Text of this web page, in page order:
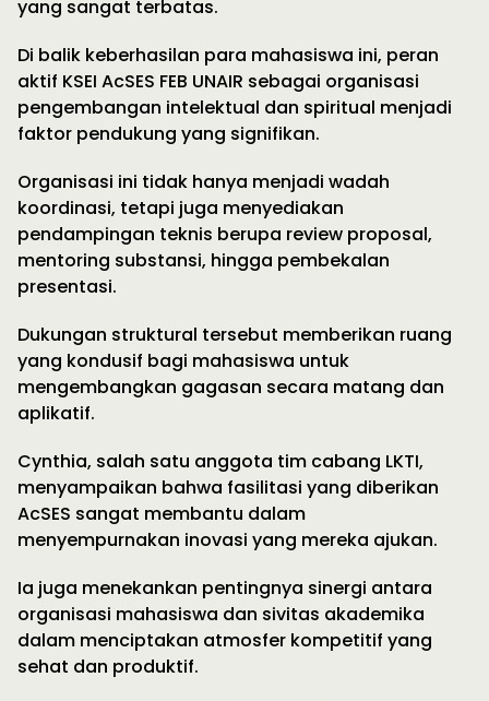
yang sangat terbatas.
Di balik keberhasilan para mahasiswa ini, peran
aktif KSEI AcSES FEB UNAIR sebagai organisasi
pengembangan intelektual dan spiritual menjadi
faktor pendukung yang signifikan.
Organisasi ini tidak hanya menjadi wadah
koordinasi, tetapi juga menyediakan
pendampingan teknis berupa review proposal,
mentoring substansi, hingga pembekalan
presentasi.
Dukungan struktural tersebut memberikan ruang
yang kondusif bagi mahasiswa untuk
mengembangkan gagasan secara matang dan
aplikatif.
Cynthia, salah satu anggota tim cabang LKTI,
menyampaikan bahwa fasilitasi yang diberikan
AcSES sangat membantu dalam
menyempurnakan inovasi yang mereka ajukan.
Ia juga menekankan pentingnya sinergi antara
organisasi mahasiswa dan sivitas akademika
dalam menciptakan atmosfer kompetitif yang
sehat dan produktif.